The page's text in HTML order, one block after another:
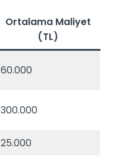
Ortalama Maliyet
(TL)
60.000
300.000
25.000